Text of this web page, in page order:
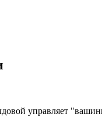
управляет